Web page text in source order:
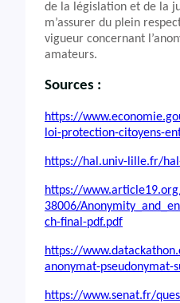
de la législation et de la
m’assurer du plein
vigueur concernant
amateurs.
Sources :
https://
loi-protection-citoyens-
https://hal.univ-lille.fr/
https://
38006/
ch-final-pdf.pdf
https://
anonymat-pseudonymat-
https://www.senat.fr/